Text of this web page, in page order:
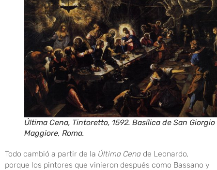
Última Cena, Tintoretto, 1592. Basílica de San Giorgio
Maggiore, Roma.
Todo cambió a partir de la Última Cena de Leonardo,
porque los pintores que vinieron después como Bassano y